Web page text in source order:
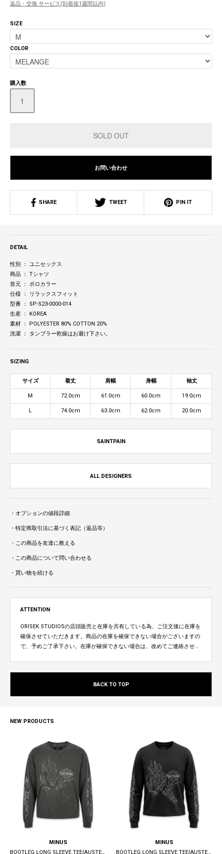
返品・交換 サービス(到着後1週間以内)
SIZE
COLOR
購入数
お問い合わせ
SHARE TWEET PIN IT
DETAIL
性別 ： ユニセックス
商品 ： Tシャツ
首元 ： ポロカラー
仕様 ： リラックスフィット
型番 ： SP-S23-0000-014
生産 ： KOREA
素材 ： POLYESTER 80% COTTON 20%
洗濯 ： タンブラー乾燥はお避け下さい。
SIZING
サイズ 着丈 肩幅 身幅 袖丈
M 72.0cm 61.0cm 60.0cm 19.0cm
L 74.0cm 63.0cm 62.0cm 20.0cm
SAINTPAIN
ALL DESIGNERS
・オプションの値段詳細
・特定商取引法に基づく表記（返品等）
・この商品を友達に教える
・この商品について問い合わせる
・買い物を続ける
ATTENTION
ORISEK.STUDIOSの店頭販売と在庫を共有している為、ご注文後に在庫を
確保させていただきます。商品の在庫を確保できない場合がございますの
で、予めご了承下さい。在庫が確保できない場合は、改めてご連絡させて
BACK TO TOP
NEW PRODUCTS
MINUS
BOOTLEG LONG SLEEVE TEE(AUSTERE) / 10YEARS BLACK
MINUS
BOOTLEG LONG SLEEVE TEE(AUSTERE) / 5YEARS BLACK